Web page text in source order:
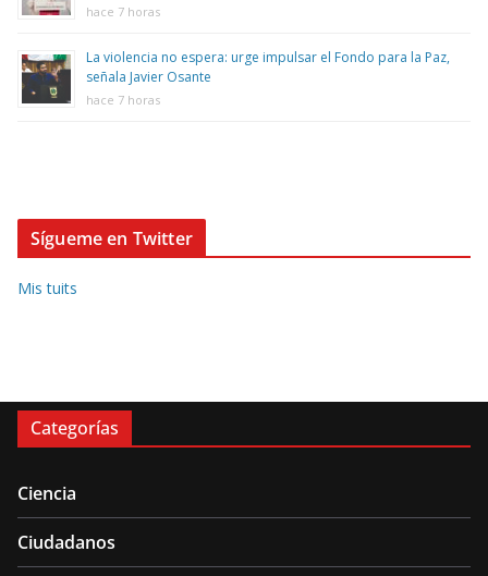
hace 7 horas
La violencia no espera: urge impulsar el Fondo para la Paz,
señala Javier Osante
hace 7 horas
Sígueme en Twitter
Mis tuits
Categorías
Ciencia
Ciudadanos